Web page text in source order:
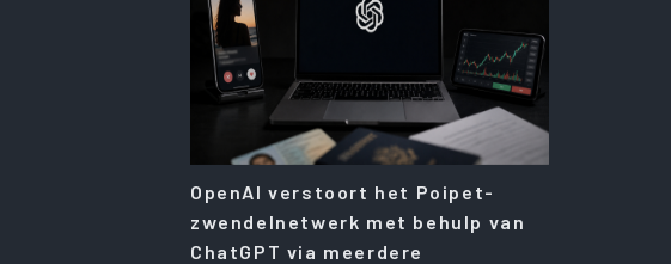
OpenAI verstoort het Poipet-
zwendelnetwerk met behulp van
ChatGPT via meerdere